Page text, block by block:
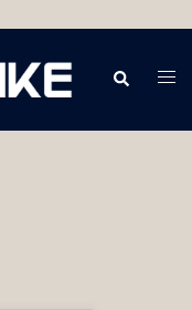
Zoeken